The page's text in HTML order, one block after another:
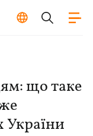
що таке
України